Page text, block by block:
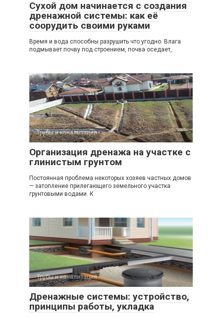
Сухой дом начинается с создания
дренажной системы: как её
соорудить своими руками
Время и вода способны разрушить что угодно. Влага
подмывает почву под строением, почва оседает,
Трубы и канализация
Организация дренажа на участке с
глинистым грунтом
Постоянная проблема некоторых хозяев частных домов
— затопление прилегающего земельного участка
грунтовыми водами. К
Трубы и канализация
Дренажные системы: устройство,
принципы работы, укладка